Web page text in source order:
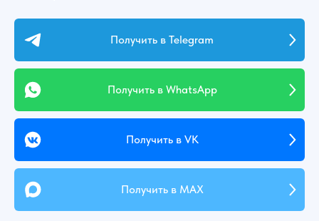
Получить в Telegram
Получить в WhatsApp
Получить в VK
Получить в MAX